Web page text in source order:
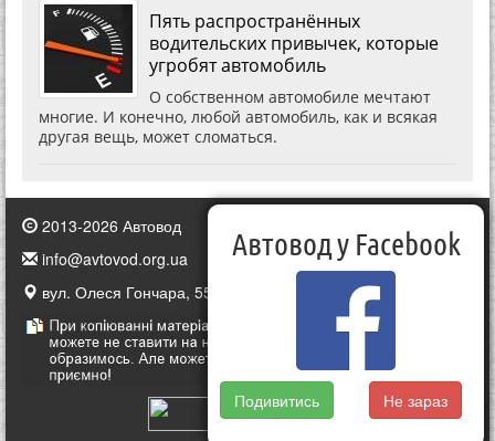
Пять распространённых
водительских привычек, которые
угробят автомобиль
О собственном автомобиле мечтают
многие. И конечно, любой автомобиль, как и всякая
другая вещь, может сломаться.
2013-2026 Автовод
info@avtovod.org.ua
вул. Олеся Гончара, 55, Київ, Україна
Автовод у Facebook
Подивитись Не зараз